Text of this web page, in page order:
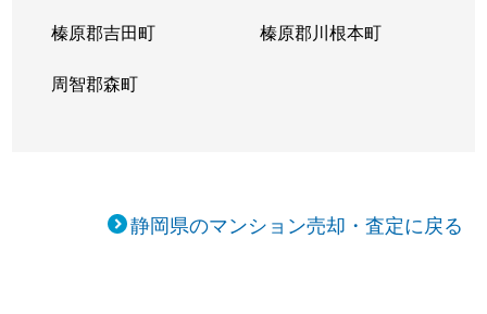
榛原郡吉田町 榛原郡川根本町
周智郡森町
静岡県のマンション売却・査定に戻る